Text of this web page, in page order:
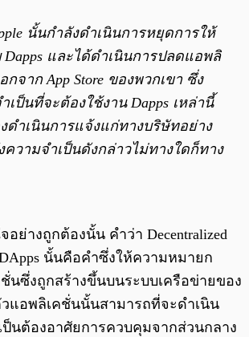
นั้นกำลังดำเนินการหยุดการให้
Dapps และได้ดำเนินการปลดแอพลิ
กจาก App Store ของพวกเขา ซึ่ง
เป็นที่จะต้องใช้งาน Dapps เหล่านี้
ดำเนินการแจ้งแก่ทางบริษัทอย่าง
ความจำเป็นดังกล่าวไม่ทางใดก็ทาง
อย่างถูกต้องนั้น คำว่า Decentralized
นั้นคือคำซึ่งให้ความหมายก
นซึ่งถูกสร้างขึ้นบนระบบเครือข่ายของ
วแอพลิเคชั่นนั้นสามารถที่จะดำเนิน
ป็นต้องอาศัยการควบคุมจากส่วนกลาง